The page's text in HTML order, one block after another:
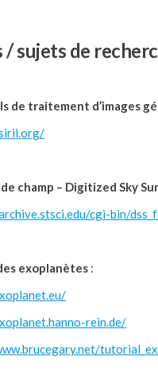
/ sujets de
de traitement d’images
champ – Digitized Sky
cgi-bin/
exoplanètes :
rein.de/